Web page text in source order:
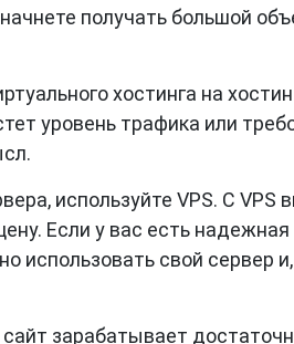
получать большой
хостинга на
уровень трафика или
используйте VPS. С VPS
Если у вас есть надежная
использовать свой сервер
зарабатывает